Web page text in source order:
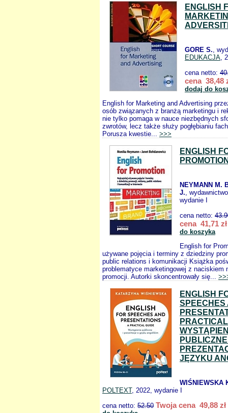
ENGLISH
GORE S.,
EDUKACJA,
cena netto:
cena 38,48
dodaj do
English for Marketing and Advertising
osób związanych z branżą marketingu i
nie tylko pomaga w nauce niezbędnych
zwrotów, lecz także służy pogłębianiu
Porusza kwestie... >>>
ENGLISH
NEYMANN M.
J.,
wydanie I
cena netto:
cena 41,71 zł
do koszyka
English for
używane pojęcia i terminy z dziedziny
public relations i komunikacji Książka
problematyce marketingowej z naciskiem
promocji. Autorki skoncentrowały się...
ENGLISH
SPEECHES
JĘZYKU
WIŚNIEWSKA
POLTEXT, 2022, wydanie I
cena netto: 52.50 Twoja cena 49,88 zł